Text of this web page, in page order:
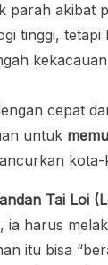
parah akibat
tinggi,
cepat
untuk
Tai Loi
harus
itu bisa